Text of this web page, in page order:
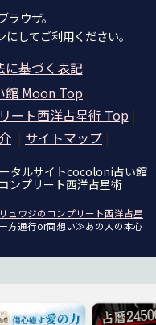
ウザ。
してご利用ください。
に基づく表記
Moon Top |
ート西洋占星術 Top|
| サイトマップ |
タルサイトcocoloni占い館
ンプリート西洋占星術
ュウジのコンプリート西洋占星
方通行or両想い≫あの人の本心